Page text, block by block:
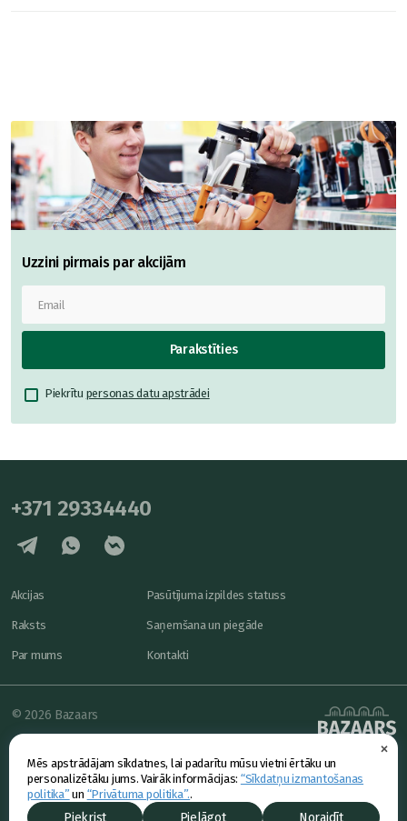
×
Mēs apstrādājam sīkdatnes, lai padarītu mūsu vietni ērtāku un
personalizētāku jums. Vairāk informācijas: “Sīkdatņu izmantošanas
politika” un “Privātuma politika”..
Piekrist Pielāgot Noraidīt
Uzzini pirmais par akcijām
Parakstīties
Piekrītu personas datu apstrādei
+371 29334440
Akcijas
Raksts
Par mums
Pasūtījuma izpildes statuss
Saņemšana un piegāde
Kontakti
powered by
© 2026 Bazaars
Konfidencialitāte
Piedāvājums